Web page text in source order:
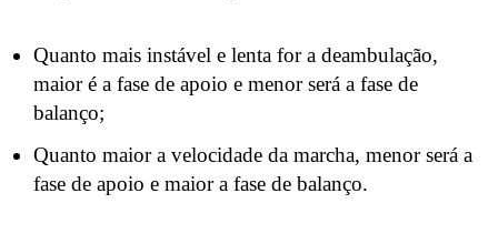
Quanto mais instável e lenta for a deambulação,
maior é a fase de apoio e menor será a fase de
balanço;
Quanto maior a velocidade da marcha, menor será a
fase de apoio e maior a fase de balanço.